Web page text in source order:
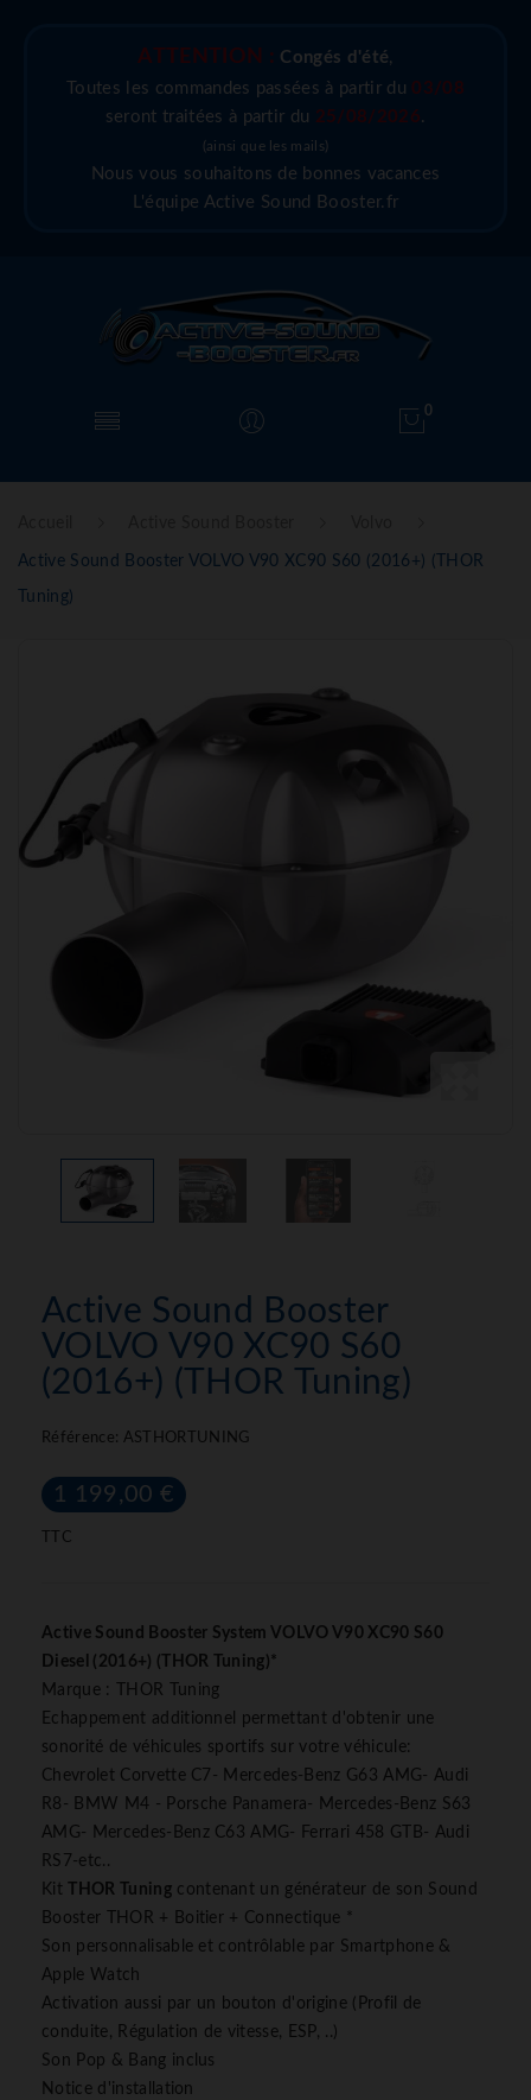
ATTENTION : Congés d'été,
Toutes les commandes passées à partir du 03/08
seront traitées à partir du 25/08/2026.
(ainsi que les mails)
Nous vous souhaitons de bonnes vacances
L'équipe Active Sound Booster.fr
0
Active Sound Booster VOLVO V90 XC90 S60 (2016+) (THOR
Tuning)
Active Sound Booster
VOLVO V90 XC90 S60
(2016+) (THOR Tuning)
Référence: ASTHORTUNING
1 199,00 €
TTC
Active Sound Booster System VOLVO V90 XC90 S60
Diesel (2016+) (THOR Tuning)*
Marque : THOR Tuning
Echappement additionnel permettant d'obtenir une
sonorité de véhicules sportifs sur votre véhicule:
Chevrolet Corvette C7- Mercedes-Benz G63 AMG- Audi
R8- BMW M4 - Porsche Panamera- Mercedes-Benz S63
AMG- Mercedes-Benz C63 AMG- Ferrari 458 GTB- Audi
RS7-etc..
Kit
THOR Tuningcontenant un générateur de son Sound
Booster THOR + Boitier + Connectique *
Son personnalisable et contrôlable par Smartphone &
Apple Watch
Activation aussi par un bouton d'origine (Profil de
conduite, Régulation de vitesse, ESP, ..)
Son Pop & Bang inclus
Notice d'installation